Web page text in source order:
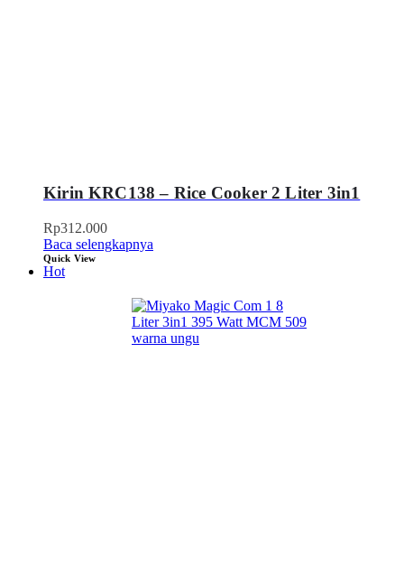
Kirin KRC138 – Rice Cooker 2 Liter 3in1
Rp312.000
Baca selengkapnya
Quick View
Hot